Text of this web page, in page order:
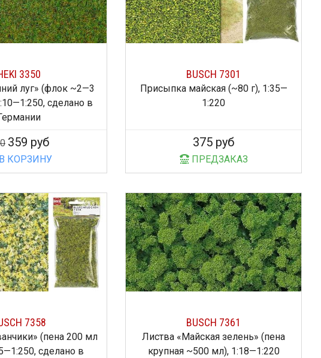
3350
луг» (флок ~2—3
сделано в
359 руб
В КОРЗИНУ
BUSCH 7301
Присыпка майская (~80 г), 1:35—
1:220
375 руб
ПРЕДЗАКАЗ
7358
(пена 200 мл
сделано в
BUSCH 7361
Листва «Майская зелень» (пена
крупная ~500 мл), 1:18—1:220